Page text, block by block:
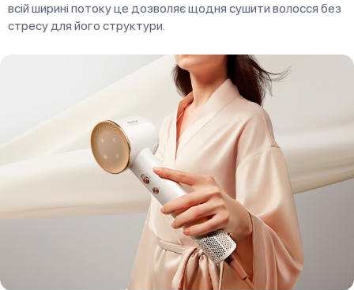
всій ширині потоку це дозволяє щодня сушити волосся без
стресу для його структури.